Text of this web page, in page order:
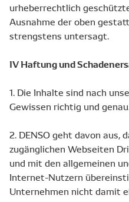
urheberrechtlich
Ausnahme der oben
strengstens untersagt.
IV Haftung und
1. Die Inhalte sind nach
Gewissen richtig und
2. DENSO geht davon aus,
zugänglichen Webseiten
und mit den allgemeinen
Internet-Nutzern
Unternehmen nicht damit